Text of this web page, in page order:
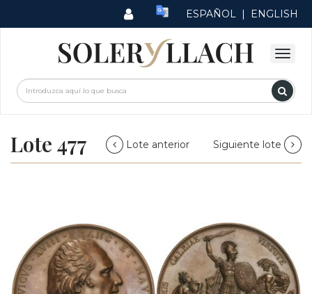
ESPAÑOL | ENGLISH
Lote 477 Lote anterior Siguiente lote